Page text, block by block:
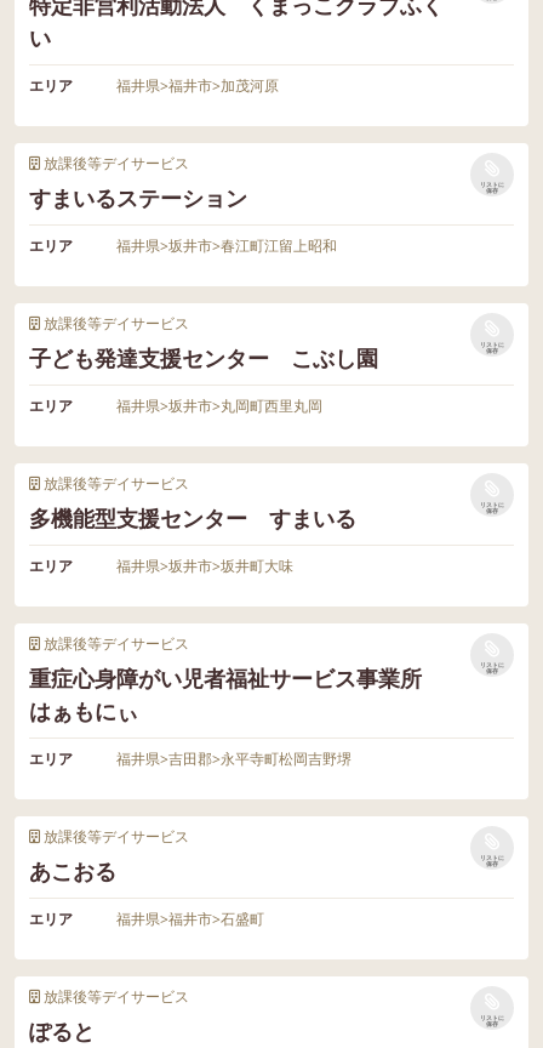
い
エリア 福井県>福井市>加茂河原
放課後等デイサービス
すまいるステーション
リストに
保存
エリア 福井県>坂井市>春江町江留上昭和
放課後等デイサービス
子ども発達支援センター こぶし園
リストに
保存
エリア 福井県>坂井市>丸岡町西里丸岡
放課後等デイサービス
多機能型支援センター すまいる
リストに
保存
エリア 福井県>坂井市>坂井町大味
放課後等デイサービス
重症心身障がい児者福祉サービス事業所
はぁもにぃ
リストに
保存
エリア 福井県>吉田郡>永平寺町松岡吉野堺
放課後等デイサービス
あこおる
リストに
保存
エリア 福井県>福井市>石盛町
放課後等デイサービス
ぽると
リストに
保存